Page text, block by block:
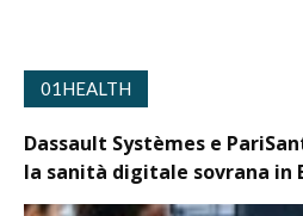
01HEALTH
Dassault Systèmes e
la sanità digitale sovrana in